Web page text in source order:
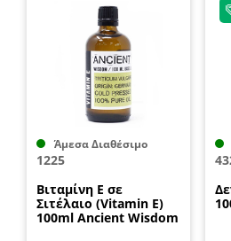
Άμεσα Διαθέσιμο
1225
Βιταμίνη Ε σε
Σιτέλαιο (Vitamin E)
100ml Ancient Wisdom